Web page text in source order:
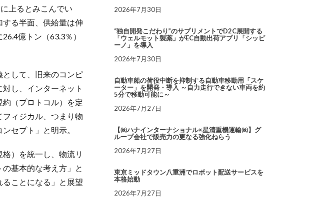
上るとみこんでい
る半面、供給量は伸
億トン（63.3％）
して、旧来のコンピ
し、インターネット
（プロトコル）を定
ィジカル、つまり物
セプト」と明示。
）を統一し、物流リ
基本的な考え方」と
ことになる」と展望
2026年7月30日
“独自開発こだわり”のサプリメントでD2C展開する
「ウェルモット製薬」がEC自動出荷アプリ「シッピ
ーノ」を導入
2026年7月30日
自動車船の荷役中断を抑制する自動車移動用「スケ
ーター」を開発・導入 ～自力走行できない車両を約
5分で移動可能に～
2026年7月27日
【㈱ハナインターナショナル×星清重機運輸㈱】グ
ループ会社で販売力の更なる強化ねらう
2026年7月27日
東京ミッドタウン八重洲でロボット配送サービスを
本格始動
2026年7月27日